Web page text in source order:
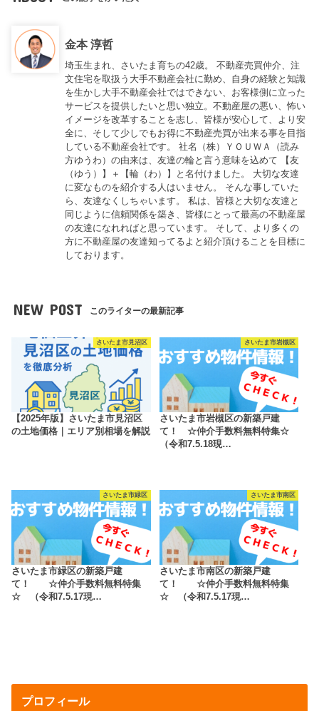
金本 淳哲
埼玉生まれ、さいたま育ちの42歳。 不動産売買仲介、注
文住宅を取扱う大手不動産会社に勤め、自身の経験と知識
を生かし大手不動産会社ではできない、お客様側に立った
サービスを提供したいと思い独立。不動産屋の悪い、怖い
イメージを改革することを志し、皆様が安心して、より安
全に、そして少しでもお得に不動産売買が出来る事を目指
している不動産会社です。 社名（株）ＹＯＵＷＡ（読み
方ゆうわ）の由来は、友達の輪と言う意味を込めて 【友
（ゆう）】＋【輪（わ）】と名付けました。 大切な友達
に変なものを紹介する人はいません。 そんな事していた
ら、友達なくしちゃいます。 私は、皆様と大切な友達と
同じように信頼関係を築き、皆様にとって最高の不動産屋
の友達になれればと思っています。 そして、より多くの
方に不動産屋の友達知ってるよと紹介頂けることを目標に
しております。
NEW POST このライターの最新記事
さいたま市見沼区
【2025年版】さいたま市見沼区
の土地価格｜エリア別相場を解説
さいたま市岩槻区
さいたま市岩槻区の新築戸建
て！ ☆仲介手数料無料特集☆
（令和7.5.18現…
さいたま市緑区
さいたま市緑区の新築戸建
て！ ☆仲介手数料無料特集
☆ （令和7.5.17現…
さいたま市南区
さいたま市南区の新築戸建
て！ ☆仲介手数料無料特集
☆ （令和7.5.17現…
プロフィール